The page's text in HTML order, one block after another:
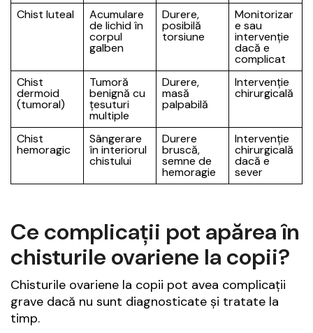
Chist luteal
Acumulare
de lichid în
corpul
galben
Durere,
posibilă
torsiune
Monitorizar
e sau
intervenție
dacă e
complicat
Chist
dermoid
(tumoral)
Tumoră
benignă cu
țesuturi
multiple
Durere,
masă
palpabilă
Intervenție
chirurgicală
Chist
hemoragic
Sângerare
în interiorul
chistului
Durere
bruscă,
semne de
hemoragie
Intervenție
chirurgicală
dacă e
sever
Ce complicații pot apărea în
chisturile ovariene la copii?
Chisturile ovariene la copii pot avea complicații
grave dacă nu sunt diagnosticate și tratate la
timp.